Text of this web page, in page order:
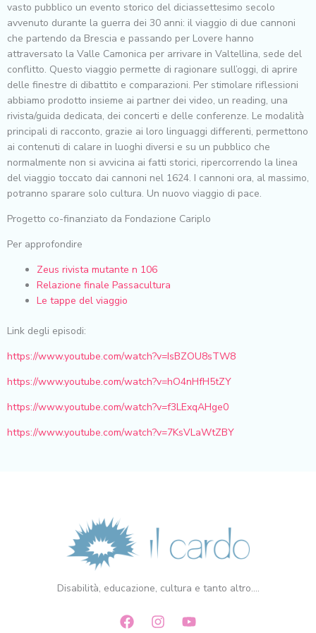
vasto pubblico un evento storico del diciassettesimo secolo
avvenuto durante la guerra dei 30 anni: il viaggio di due cannoni
che partendo da Brescia e passando per Lovere hanno
attraversato la Valle Camonica per arrivare in Valtellina, sede del
conflitto. Questo viaggio permette di ragionare sull’oggi, di aprire
delle finestre di dibattito e comparazioni. Per stimolare riflessioni
abbiamo prodotto insieme ai partner dei video, un reading, una
rivista/guida dedicata, dei concerti e delle conferenze. Le modalità
principali di racconto, grazie ai loro linguaggi differenti, permettono
ai contenuti di calare in luoghi diversi e su un pubblico che
normalmente non si avvicina ai fatti storici, ripercorrendo la linea
del viaggio toccato dai cannoni nel 1624. I cannoni ora, al massimo,
potranno sparare solo cultura. Un nuovo viaggio di pace.
Progetto co-finanziato da Fondazione Cariplo
Per approfondire
Zeus rivista mutante n 106
Relazione finale Passacultura
Le tappe del viaggio
Link degli episodi:
https://www.youtube.com/watch?v=IsBZOU8sTW8
https://www.youtube.com/watch?v=hO4nHfH5tZY
https://www.youtube.com/watch?v=f3LExqAHge0
https://www.youtube.com/watch?v=7KsVLaWtZBY
Disabilità, educazione, cultura e tanto altro....